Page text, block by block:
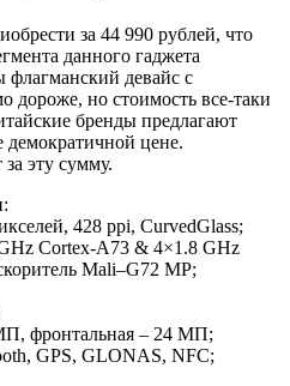
за 44 990 рублей, что
данного гаджета
флагманский девайс с
дороже, но стоимость все-таки
бренды предлагают
демократичной цене.
эту сумму.
428 ppi, CurvedGlass;
Cortex-A73 & 4×1.8 GHz
Mali–G72 MP;
фронтальная – 24 МП;
GPS, GLONAS, NFC;